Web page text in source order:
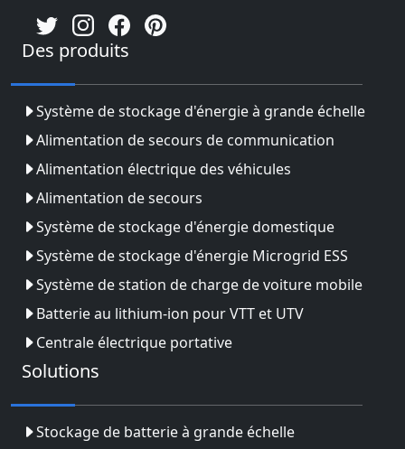
Des produits
Système de stockage d'énergie à grande échelle
Alimentation de secours de communication
Alimentation électrique des véhicules
Alimentation de secours
Système de stockage d'énergie domestique
Système de stockage d'énergie Microgrid ESS
Système de station de charge de voiture mobile
Batterie au lithium-ion pour VTT et UTV
Centrale électrique portative
Solutions
Stockage de batterie à grande échelle